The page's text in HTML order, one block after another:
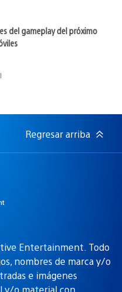
del gameplay del próximo
Regresar arriba
Entertainment. Todo
nombres de marca y/o
e imágenes
y/o material con